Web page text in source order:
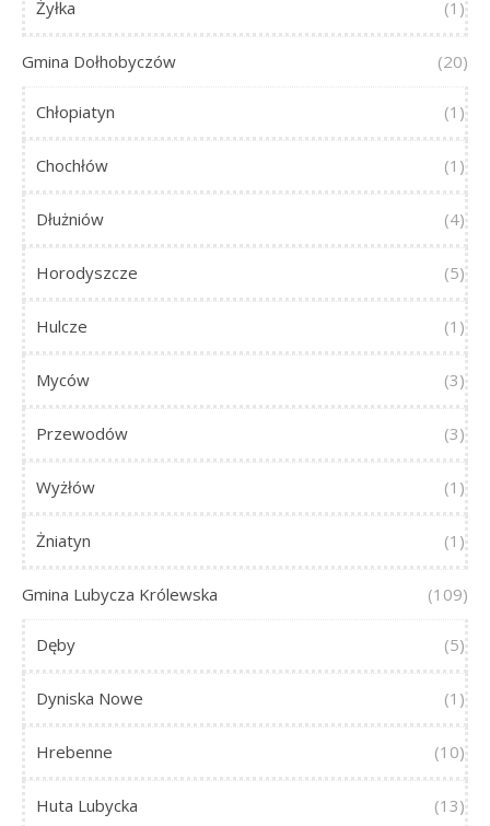
Żyłka (1)
Gmina Dołhobyczów (20)
Chłopiatyn (1)
Chochłów (1)
Dłużniów (4)
Horodyszcze (5)
Hulcze (1)
Myców (3)
Przewodów (3)
Wyżłów (1)
Żniatyn (1)
Gmina Lubycza Królewska (109)
Dęby (5)
Dyniska Nowe (1)
Hrebenne (10)
Huta Lubycka (13)